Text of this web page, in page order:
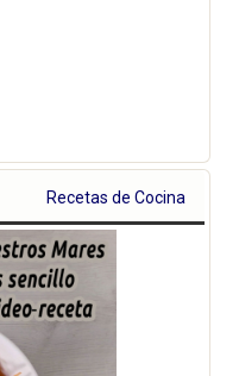
Recetas de Cocina